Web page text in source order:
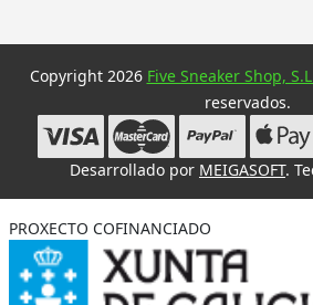
Copyright 2026 Five Sneaker Shop,
reservados.
Desarrollado por MEIGASOFT.
PROXECTO COFINANCIADO